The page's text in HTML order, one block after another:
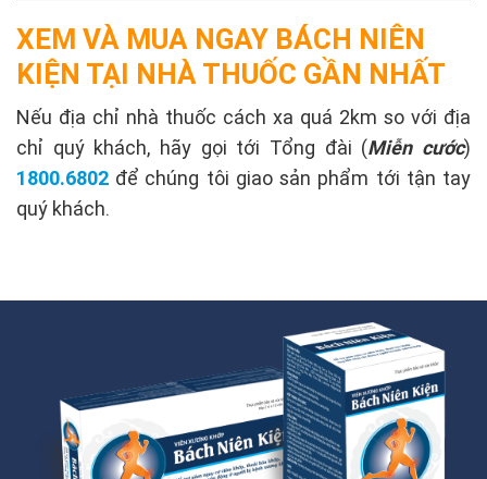
XEM VÀ MUA NGAY BÁCH NIÊN
KIỆN TẠI NHÀ THUỐC GẦN NHẤT
Nếu địa chỉ nhà thuốc cách xa quá 2km so với địa
chỉ quý khách, hãy gọi tới Tổng đài (Miễn cước)
1800.6802 để chúng tôi giao sản phẩm tới tận tay
quý khách.